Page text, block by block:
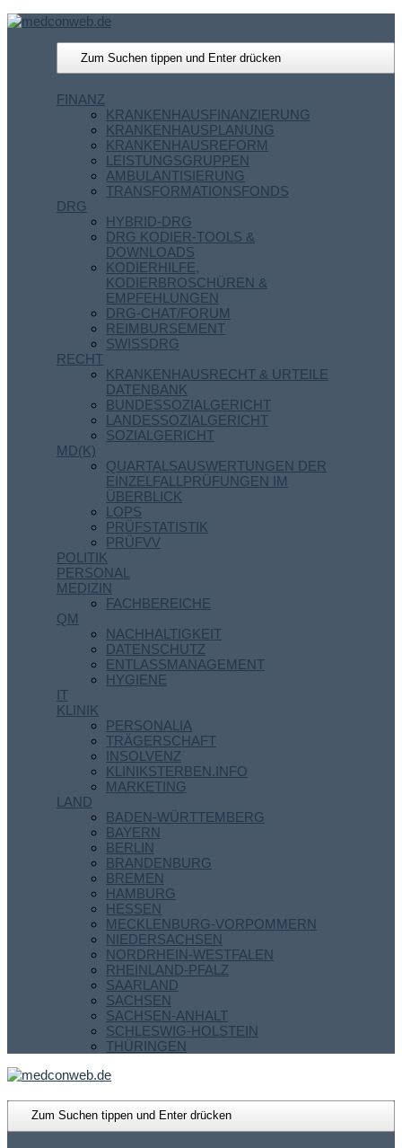
FINANZ
KRANKENHAUSFINANZIERUNG
KRANKENHAUSPLANUNG
KRANKENHAUSREFORM
LEISTUNGSGRUPPEN
AMBULANTISIERUNG
TRANSFORMATIONSFONDS
DRG
HYBRID-DRG
DRG KODIER-TOOLS &
DOWNLOADS
KODIERHILFE,
KODIERBROSCHÜREN &
EMPFEHLUNGEN
DRG-CHAT/FORUM
REIMBURSEMENT
SWISSDRG
RECHT
KRANKENHAUSRECHT & URTEILE
DATENBANK
BUNDESSOZIALGERICHT
LANDESSOZIALGERICHT
SOZIALGERICHT
MD(K)
QUARTALSAUSWERTUNGEN DER
EINZELFALLPRÜFUNGEN IM
ÜBERBLICK
LOPS
PRÜFSTATISTIK
PRÜFVV
POLITIK
PERSONAL
MEDIZIN
FACHBEREICHE
QM
NACHHALTIGKEIT
DATENSCHUTZ
ENTLASSMANAGEMENT
HYGIENE
IT
KLINIK
PERSONALIA
TRÄGERSCHAFT
INSOLVENZ
KLINIKSTERBEN.INFO
MARKETING
LAND
BADEN-WÜRTTEMBERG
BAYERN
BERLIN
BRANDENBURG
BREMEN
HAMBURG
HESSEN
MECKLENBURG-VORPOMMERN
NIEDERSACHSEN
NORDRHEIN-WESTFALEN
RHEINLAND-PFALZ
SAARLAND
SACHSEN
SACHSEN-ANHALT
SCHLESWIG-HOLSTEIN
THÜRINGEN